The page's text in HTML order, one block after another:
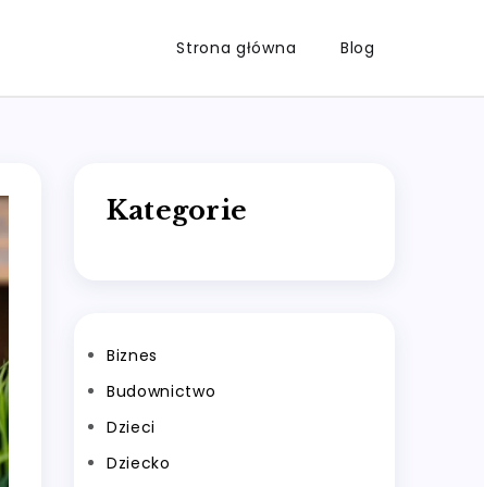
Strona główna Blog
Kategorie
Biznes
Budownictwo
Dzieci
Dziecko